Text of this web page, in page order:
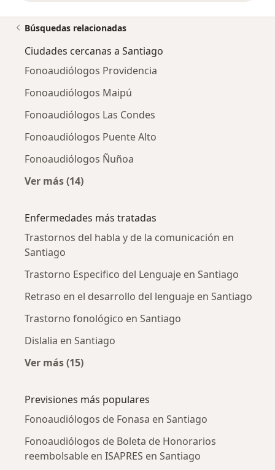
Búsquedas relacionadas
Ciudades cercanas a Santiago
Fonoaudiólogos Providencia
Fonoaudiólogos Maipú
Fonoaudiólogos Las Condes
Fonoaudiólogos Puente Alto
Fonoaudiólogos Ñuñoa
Ver más (14)
Enfermedades más tratadas
Trastornos del habla y de la comunicación en
Santiago
Trastorno Especifico del Lenguaje en Santiago
Retraso en el desarrollo del lenguaje en Santiago
Trastorno fonológico en Santiago
Dislalia en Santiago
Ver más (15)
Previsiones más populares
Fonoaudiólogos de Fonasa en Santiago
Fonoaudiólogos de Boleta de Honorarios
reembolsable en ISAPRES en Santiago